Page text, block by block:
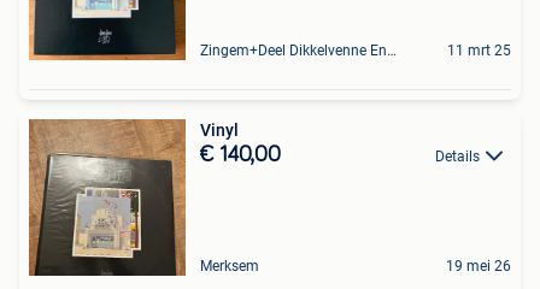
Zingem+Deel Dikkelvenne En Nederzwalm-Hermelgem 11 mrt 25
Vinyl
€ 140,00 Details
Merksem 19 mei 26